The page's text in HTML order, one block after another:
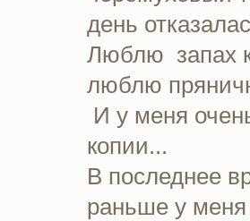
день
Люблю запах
люблю
И у меня
копии...
В последнее
раньше у